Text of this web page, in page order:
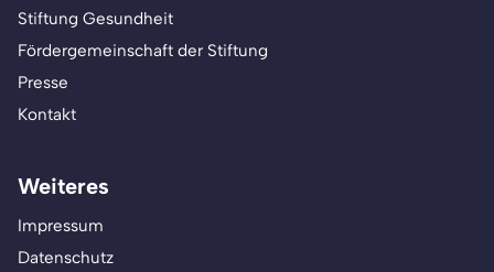
Stiftung Gesundheit
Fördergemeinschaft der Stiftung
Presse
Kontakt
Weiteres
Impressum
Datenschutz